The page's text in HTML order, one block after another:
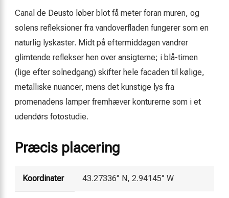
Canal de Deusto løber blot få meter foran muren, og
solens refleksioner fra vandoverfladen fungerer som en
naturlig lyskaster. Midt på eftermiddagen vandrer
glimtende reflekser hen over ansigterne; i blå-timen
(lige efter solnedgang) skifter hele facaden til kølige,
metalliske nuancer, mens det kunstige lys fra
promenadens lamper fremhæver konturerne som i et
udendørs fotostudie.
Præcis placering
Koordinater 43.27336° N, 2.94145° W